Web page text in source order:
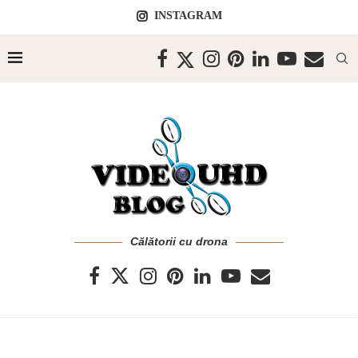
INSTAGRAM
Călătorii cu drona